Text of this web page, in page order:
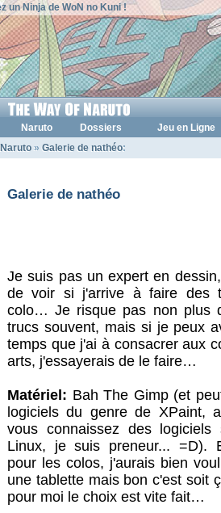
un Ninja de WoN no Kuni !
Naruto Dossiers
Jeu en Ligne
» Galerie de nathéo:
Galerie de nathéo
Je suis pas un expert en
de voir si j'arrive à faire des
colo… Je risque pas non plus
trucs souvent, mais si je peux
temps que j'ai à consacrer aux
arts, j'essayerais de le faire…
Matériel: Bah The Gimp (et
logiciels du genre de XPaint,
vous connaissez des logiciels
Linux, je suis preneur... =D).
pour les colos, j'aurais bien
une tablette mais bon c'est soit
pour moi le choix est vite fait…